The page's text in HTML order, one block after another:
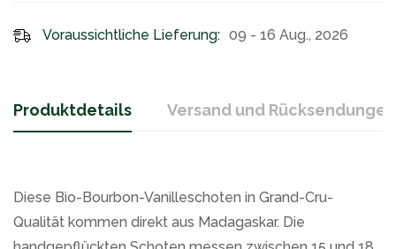
Voraussichtliche Lieferung: 09 - 16 Aug., 2026
Produktdetails Versand und Rücksendungen
Diese Bio-Bourbon-Vanilleschoten in Grand-Cru-
Qualität kommen direkt aus Madagaskar. Die